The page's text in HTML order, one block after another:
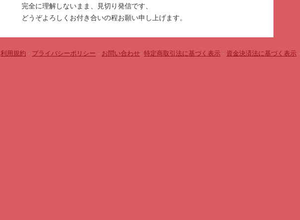
完全に理解しないまま、見切り発信です、
どうぞよろしくお付き合いの程お願い申し上げます。
利用規約 - プライバシーポリシー - お問い合わせ- 特定商取引法に基づく表示 - 資金決済法に基づく表示 -